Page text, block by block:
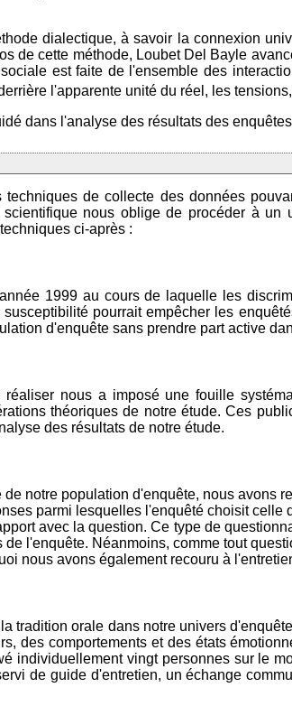
dialectique, à savoir la connexion
de cette méthode, Loubet Del Bayle
est faite de l'ensemble des
l'apparente unité du réel, les
dans l'analyse des résultats des
de collecte des données
nous oblige de procéder à
ci-après :
1999 au cours de laquelle les
pourrait empêcher les
d'enquête sans prendre part active
nous a imposé une fouille
théoriques de notre étude. Ces
des résultats de notre étude.
notre population d'enquête, nous
parmi lesquelles l'enquêté choisit
avec la question. Ce type de
l'enquête. Néanmoins, comme tout
nous avons également recouru à
tradition orale dans notre univers
des comportements et des états
individuellement vingt personnes sur le
de guide d'entretien, un échange